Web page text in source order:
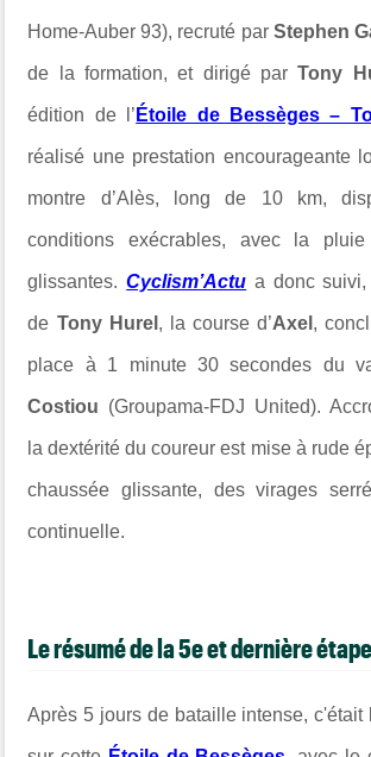
Home-Auber 93), recruté par Stephen
de la formation, et dirigé parTony
édition de l’ Étoile de Bessèges –
réalisé une prestation encourageante
montre d’Alès, long de 10 km,
conditions exécrables, avec la
glissantes.Cyclism’Actu a donc
de Tony Hurel , la course d’Axel ,
place à 1 minute 30 secondes du
Costiou (Groupama-FDJ United).
la dextérité du coureur est mise à rude
chaussée glissante, des virages
continuelle.
Le résumé de la 5e et dernière
Après 5 jours de bataille intense, c'était